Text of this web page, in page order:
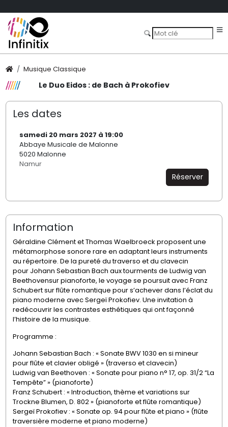
Musique Classique
Le Duo Eidos : de Bach à Prokofiev
Les dates
samedi 20 mars 2027 à 19:00
Abbaye Musicale de Malonne
5020 Malonne
Namur
Réserver
Information
Géraldine Clément et Thomas Waelbroeck proposent une
métamorphose sonore rare en adaptant leurs instruments
au répertoire. De la pureté du traverso et du clavecin
pour Johann Sebastian Bach aux tourments de Ludwig van
Beethovensur pianoforte, le voyage se poursuit avecFranz
Schubertsur flûte romantique pour s’achever dans l’éclat du
piano moderne avecSergeï Prokofiev. Une invitation à
redécouvrir les contrastes esthétiques qui ont façonné
l’histoire de la musique.
Programme :
Johann Sebastian Bach : « Sonate BWV 1030 en si mineur
pour flûte et clavier obligé » (traverso et clavecin)
Ludwig van Beethoven : « Sonate pour piano n° 17, op. 31/2 “La
Tempête” » (pianoforte)
Franz Schubert: « Introduction, thème et variations sur
Trockne Blumen, D. 802 » (pianoforte et flûte romantique)
Sergeï Prokofiev: « Sonate op. 94 pour flûte et piano » (flûte
traversière moderne et piano moderne)